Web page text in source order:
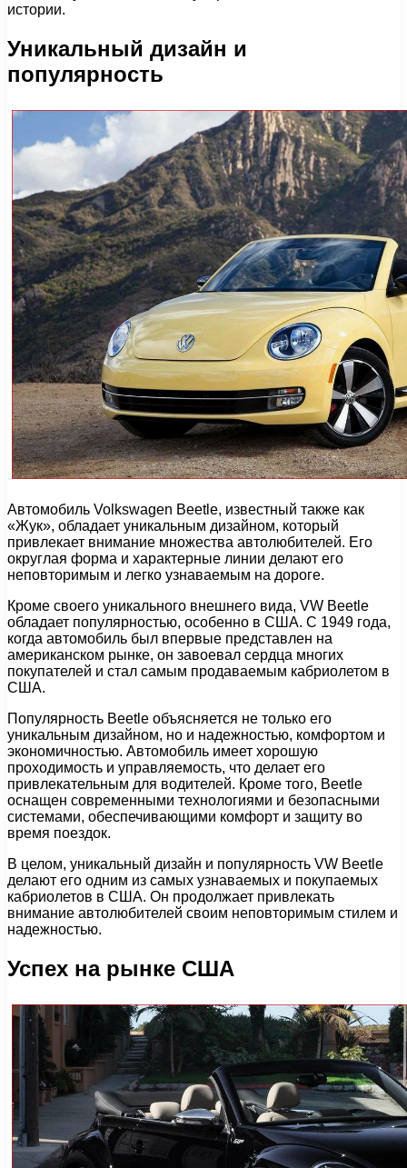
истории.
Уникальный дизайн и
популярность
Автомобиль Volkswagen Beetle, известный также как
«Жук», обладает уникальным дизайном, который
привлекает внимание множества автолюбителей. Его
округлая форма и характерные линии делают его
неповторимым и легко узнаваемым на дороге.
Кроме своего уникального внешнего вида, VW Beetle
обладает популярностью, особенно в США. С 1949 года,
когда автомобиль был впервые представлен на
американском рынке, он завоевал сердца многих
покупателей и стал самым продаваемым кабриолетом в
США.
Популярность Beetle объясняется не только его
уникальным дизайном, но и надежностью, комфортом и
экономичностью. Автомобиль имеет хорошую
проходимость и управляемость, что делает его
привлекательным для водителей. Кроме того, Beetle
оснащен современными технологиями и безопасными
системами, обеспечивающими комфорт и защиту во
время поездок.
В целом, уникальный дизайн и популярность VW Beetle
делают его одним из самых узнаваемых и покупаемых
кабриолетов в США. Он продолжает привлекать
внимание автолюбителей своим неповторимым стилем и
надежностью.
Успех на рынке США